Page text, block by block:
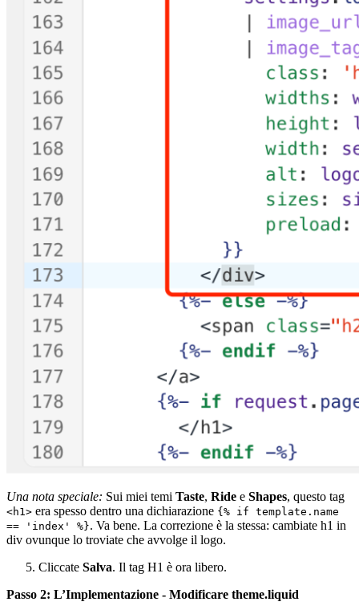
Una nota speciale: Sui miei temi Taste, Ride e Shapes, questo tag
<h1> era spesso dentro una dichiarazione {% if template.name
== 'index' %}. Va bene. La correzione è la stessa: cambiate h1 in
div ovunque lo troviate che avvolge il logo.
Cliccate Salva. Il tag H1 è ora libero.
Passo 2: L’Implementazione - Modificare theme.liquid